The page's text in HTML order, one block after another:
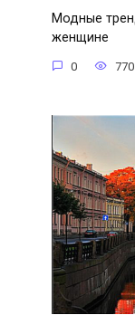
Модные
женщине
0 770